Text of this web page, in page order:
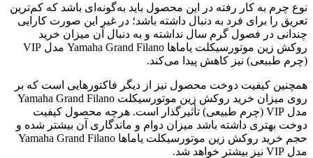
نوع چرم به کار رفته در این محصول باید به‌گونه‌ای باشد که کم‌ترین
تعریق را برای فرد به دنبال داشته باشد؛ در غیر این صورت کارایی
چندانی در فصول گرم سال نداشته و به دنبال آن میزان خرید
روکش زین موتورسیکلت یاماها Yamaha Grand Filano مدل VIP
(چرم طبیعی) نیز کاهش پیدا می‌کند.
همچنین کیفیت دوخت محصول نیز از دیگر فاکتور‌هایی است که بر
روی میزان خرید روکش زین موتورسیکلت Yamaha Grand Filano
مدل VIP (چرم طبیعی) تأثیرگذار است. هرچه محصول کیفیت
دوخت بهتری داشته باشد میزان دوام و ماندگاری آن بیشتر شده و
حجم خرید روکش زین موتورسیکلت یاماها Yamaha Grand Filano
مدل VIP نیز بیشتر خواهد شد.